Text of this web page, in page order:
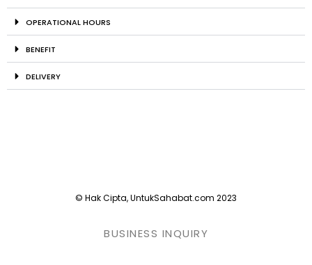
OPERATIONAL HOURS
BENEFIT
DELIVERY
© Hak Cipta, UntukSahabat.com 2023
BUSINESS INQUIRY